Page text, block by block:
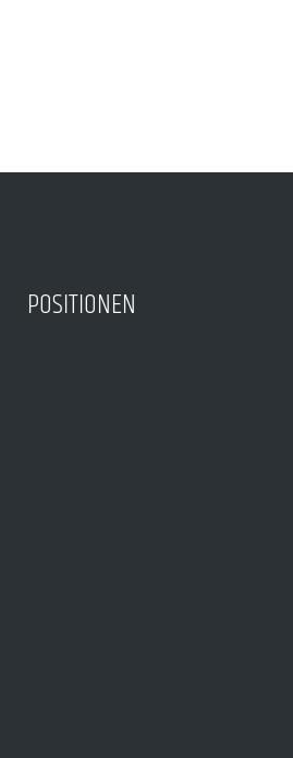
POSITIONEN